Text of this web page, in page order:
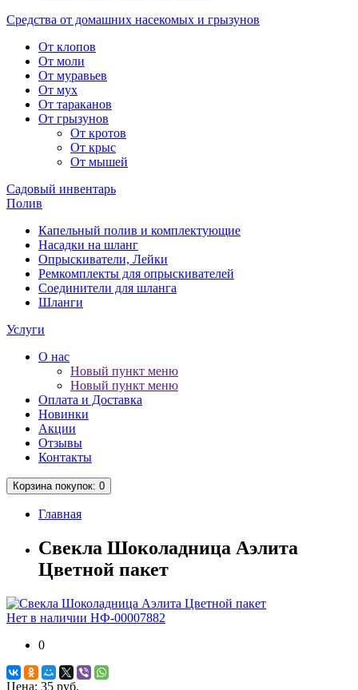
Средства от домашних насекомых и грызунов
От клопов
От моли
От муравьев
От мух
От тараканов
От грызунов
От кротов
От крыс
От мышей
Садовый инвентарь
Полив
Капельный полив и комплектующие
Насадки на шланг
Опрыскиватели, Лейки
Ремкомплекты для опрыскивателей
Соединители для шланга
Шланги
Услуги
О нас
Новый пункт меню
Новый пункт меню
Оплата и Доставка
Новинки
Акции
Отзывы
Контакты
Корзина покупок: 0
Главная
Свекла Шоколадница Аэлита
Цветной пакет
Нет в наличии НФ-00007882
0
Цена: 35 руб.